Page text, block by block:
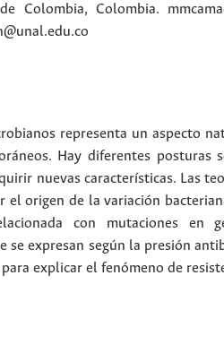
Colombia, Colombia.
representa un aspecto
Hay diferentes
nuevas características. Las
el origen de la variación
con mutaciones en
se expresan según la presión
explicar el fenómeno de